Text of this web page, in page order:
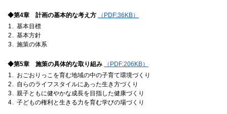
◆第4章 計画の基本的な考え方
（PDF:36KB）
基本目標
基本方針
施策の体系
◆第5章 施策の具体的な取り組み
（PDF:206KB）
おごおりっこを育む地域の中の子育て環境づくり
自らのライフスタイルにあった生き方づくり
親子ともに健やかな成長を目指した健康づくり
子どもの権利と生きる力を育む学びの場づくり